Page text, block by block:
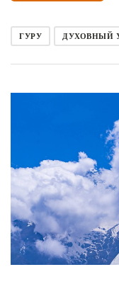
ГУРУ ДУХОВНЫЙ